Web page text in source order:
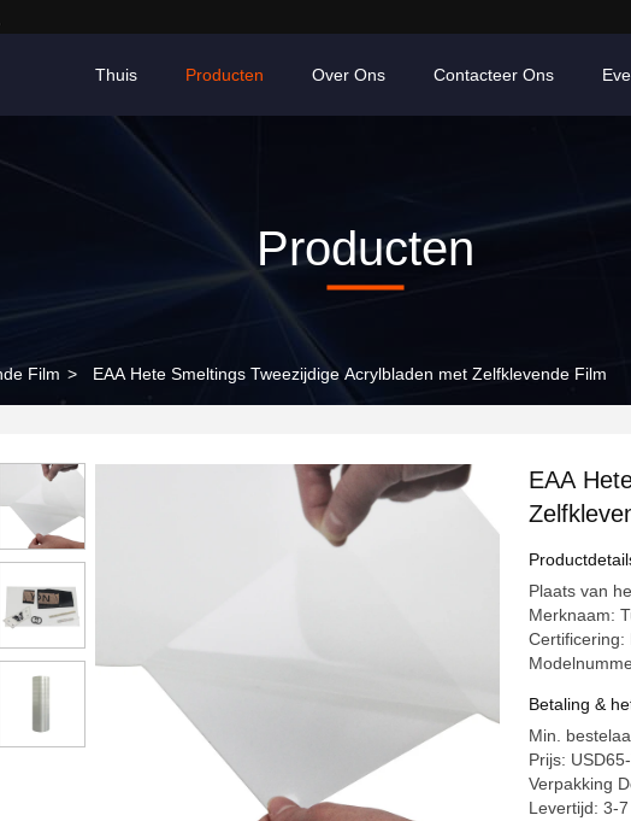
Thuis Producten Over Ons Contacteer Ons
Producten
Film > EAA Hete Smeltings Tweezijdige Acrylbladen met Zelfklevende Film
EAA
Plaats van
Merknaam:
Certificering:
Betaling &
Min.
Prijs:
Verpakking
Levertijd: 3-